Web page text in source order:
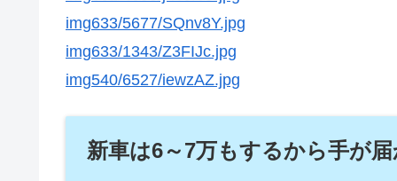
img633/5677/SQnv8Y.jpg
img633/1343/Z3FIJc.jpg
img540/6527/iewzAZ.jpg
新車は6～7万もするから手が